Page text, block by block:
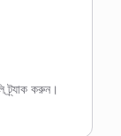
ট্র্যাক করুন।